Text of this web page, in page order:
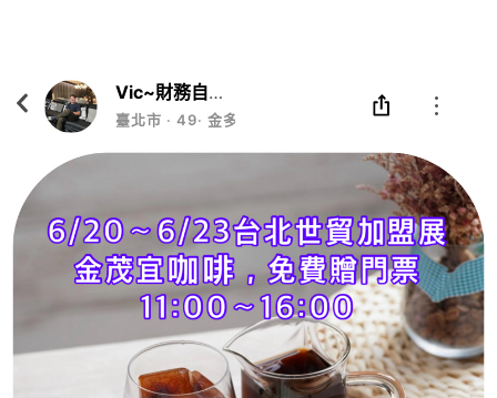
Vic~財務自由教練
臺北市 ‧ 49‧ 金多多資產管理公司執行長